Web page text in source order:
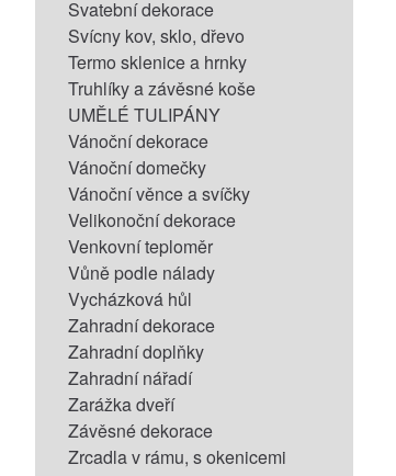
Svatební dekorace
Svícny kov, sklo, dřevo
Termo sklenice a hrnky
Truhlíky a závěsné koše
UMĚLÉ TULIPÁNY
Vánoční dekorace
Vánoční domečky
Vánoční věnce a svíčky
Velikonoční dekorace
Venkovní teploměr
Vůně podle nálady
Vycházková hůl
Zahradní dekorace
Zahradní doplňky
Zahradní nářadí
Zarážka dveří
Závěsné dekorace
Zrcadla v rámu, s okenicemi